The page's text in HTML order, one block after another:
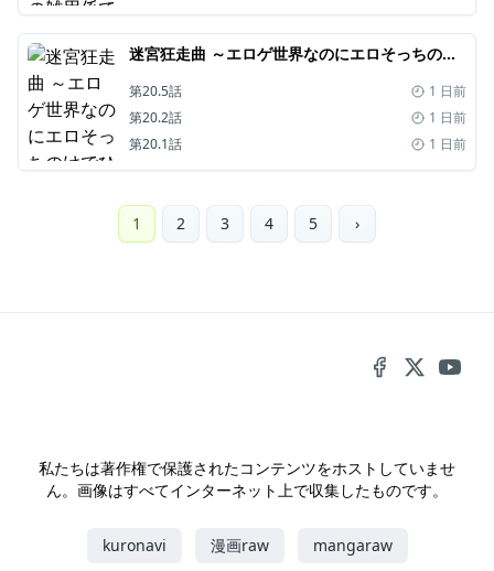
迷宮狂走曲 ～エロゲ世界なのにエロそっちのけでひたすら最強を目指すモブ転生者～
第20.5話
1 日前
第20.2話
1 日前
第20.1話
1 日前
1 2 3 4 5 ›
私たちは著作権で保護されたコンテンツをホストしていませ
ん。画像はすべてインターネット上で収集したものです。
kuronavi 漫画raw mangaraw